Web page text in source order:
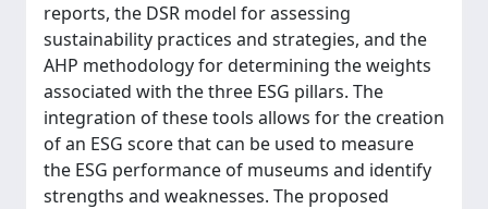
reports, the DSR model for assessing
sustainability practices and strategies, and the
AHP methodology for determining the weights
associated with the three ESG pillars. The
integration of these tools allows for the creation
of an ESG score that can be used to measure
the ESG performance of museums and identify
strengths and weaknesses. The proposed